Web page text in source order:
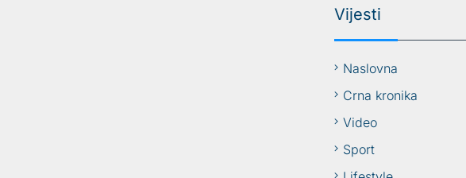
Vijesti
Naslovna
Crna kronika
Video
Sport